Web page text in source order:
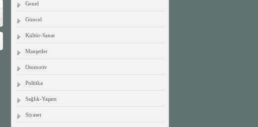
Genel
Güncel
Kültür-Sanat
Manşetler
Otomotiv
Politika
Sağlık-Yaşam
Siyaset